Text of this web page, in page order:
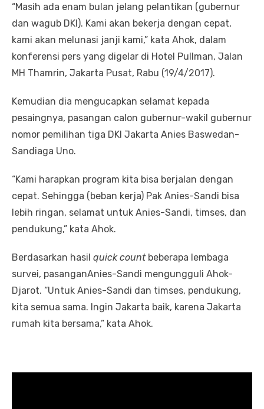
“Masih ada enam bulan jelang pelantikan (gubernur
dan wagub DKI). Kami akan bekerja dengan cepat,
kami akan melunasi janji kami,” kata Ahok, dalam
konferensi pers yang digelar di Hotel Pullman, Jalan
MH Thamrin, Jakarta Pusat, Rabu (19/4/2017).
Kemudian dia mengucapkan selamat kepada
pesaingnya, pasangan calon gubernur-wakil gubernur
nomor pemilihan tiga DKI Jakarta Anies Baswedan-
Sandiaga Uno.
“Kami harapkan program kita bisa berjalan dengan
cepat. Sehingga (beban kerja) Pak Anies-Sandi bisa
lebih ringan, selamat untuk Anies-Sandi, timses, dan
pendukung,” kata Ahok.
Berdasarkan hasil quick countbeberapa lembaga
survei, pasanganAnies-Sandi mengungguli Ahok-
Djarot. “Untuk Anies-Sandi dan timses, pendukung,
kita semua sama. Ingin Jakarta baik, karena Jakarta
rumah kita bersama,” kata Ahok.